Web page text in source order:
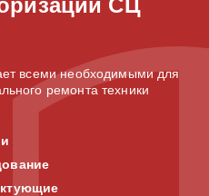
всеми необходимыми для
ремонта техники